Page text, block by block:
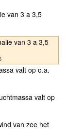
van 3 a 3,5
van 3 a 3,5
valt op o.a.
valt op
van zee het